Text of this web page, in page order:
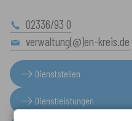
02336/93 0
verwaltung(@)en-kreis.de
Dienststellen
Dienstleistungen